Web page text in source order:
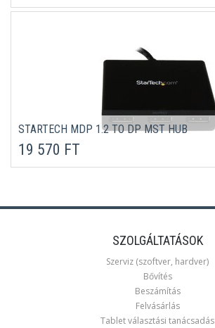
STARTECH MDP 1.2 TO DP MST HUB
19 570 FT
SZOLGÁLTATÁSOK
Szerviz (szoftver, hardver)
Bővítés
Beszámítás
Felvásárlás
Tablet választási tanácsadás